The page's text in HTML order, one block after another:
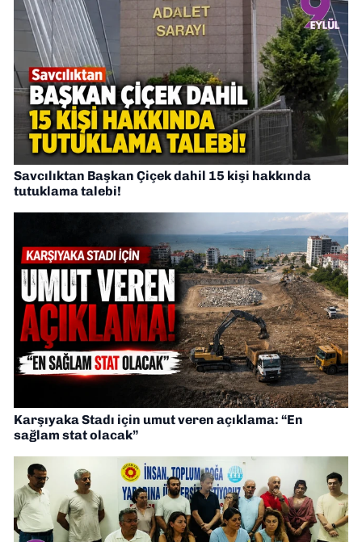
Savcılıktan Başkan Çiçek dahil 15 kişi hakkında
tutuklama talebi!
Karşıyaka Stadı için umut veren açıklama: “En
sağlam stat olacak”